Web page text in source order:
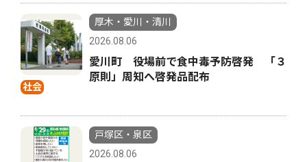
社会
厚木・愛川・清川
2026.08.06
愛川町 役場前で食中毒予防啓発 「３
原則」周知へ啓発品配布
戸塚区・泉区
2026.08.06